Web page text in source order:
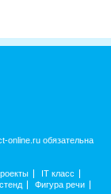
online.ru обязательна
IT класс
Фигура речи